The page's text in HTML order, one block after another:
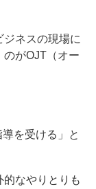
ネスの現場に
がOJT（オー
を受ける」と
なやりとりも